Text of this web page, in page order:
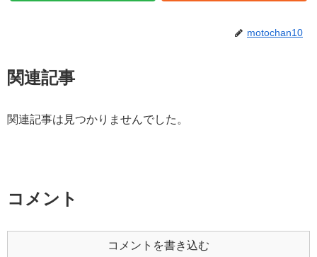
motochan10
関連記事
関連記事は見つかりませんでした。
コメント
コメントを書き込む